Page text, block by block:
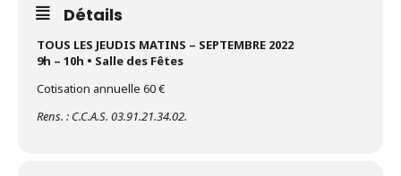
Détails
TOUS LES JEUDIS MATINS – SEPTEMBRE 2022
9h – 10h • Salle des Fêtes
Cotisation annuelle 60 €
Rens. : C.C.A.S. 03.91.21.34.02.